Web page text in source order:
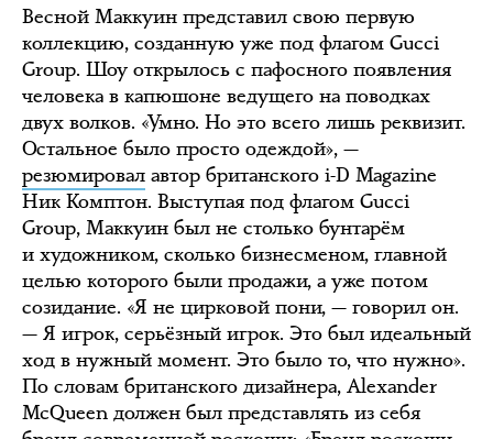
Весной Маккуин представил свою первую
коллекцию, созданную уже под флагом Gucci
Group. Шоу открылось с пафосного появления
человека в капюшоне ведущего на поводках
двух волков. «Умно. Но это всего лишь реквизит.
Остальное было просто одеждой», —
резюмировал автор британского i-D Magazine
Ник Комптон. Выступая под флагом Gucci
Group, Маккуин был не столько бунтарём
и художником, сколько бизнесменом, главной
целью которого были продажи, а уже потом
созидание. «Я не цирковой пони, — говорил он.
— Я игрок, серьёзный игрок. Это был идеальный
ход в нужный момент. Это было то, что нужно».
По словам британского дизайнера, Alexander
McQueen должен был представлять из себя